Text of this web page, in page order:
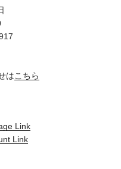
はこちら
Link
Link